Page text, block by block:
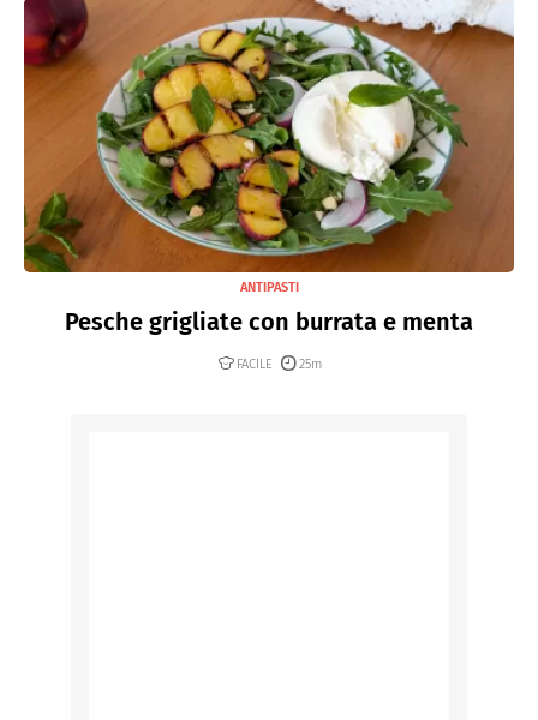
ANTIPASTI
Pesche grigliate con burrata e menta
FACILE 25m